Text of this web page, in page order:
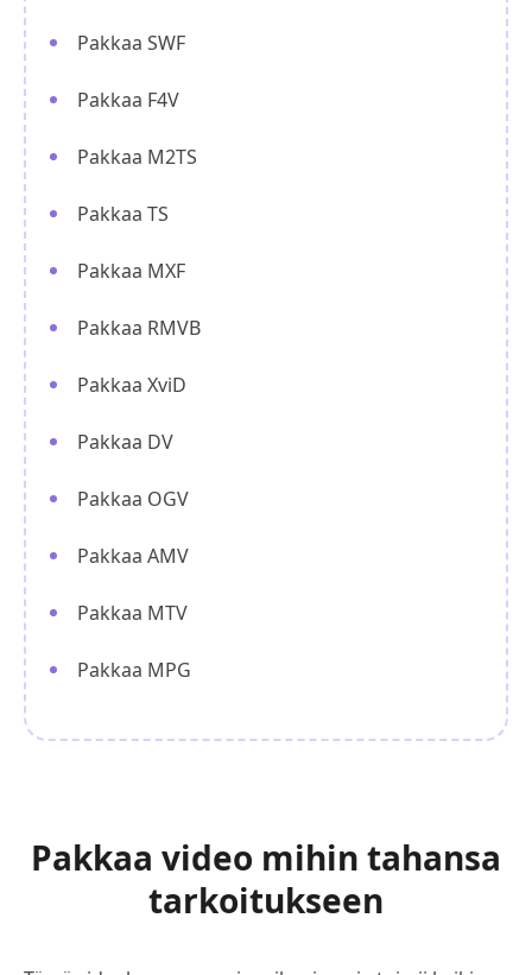
Pakkaa SWF
Pakkaa F4V
Pakkaa M2TS
Pakkaa TS
Pakkaa MXF
Pakkaa RMVB
Pakkaa XviD
Pakkaa DV
Pakkaa OGV
Pakkaa AMV
Pakkaa MTV
Pakkaa MPG
Pakkaa video mihin tahansa
tarkoitukseen